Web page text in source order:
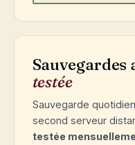
Sauvegardes
testée
Sauvegarde
second serveur
testée